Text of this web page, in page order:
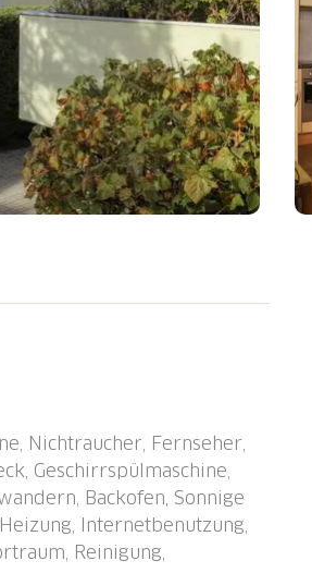
Platz, ruhige, sonnige
Einzelgarage beim
50 m, Bahnstation "Klosters
500 m, Tennishalle 1.2
700 m, Skischule 30 m.
Parsenn 1.2 km. Bekannte
km. Objekt geeignet für 5
Nichtraucher, Fernseher,
Geschirrspülmaschine,
Backofen, Sonnige
Internetbenutzung,
Reinigung,